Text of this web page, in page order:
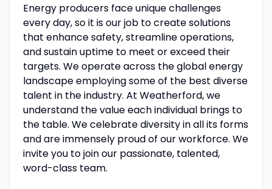
Energy producers face unique challenges
every day, so it is our job to create solutions
that enhance safety, streamline operations,
and sustain uptime to meet or exceed their
targets. We operate across the global energy
landscape employing some of the best diverse
talent in the industry. At Weatherford, we
understand the value each individual brings to
the table. We celebrate diversity in all its forms
and are immensely proud of our workforce. We
invite you to join our passionate, talented,
word-class team.